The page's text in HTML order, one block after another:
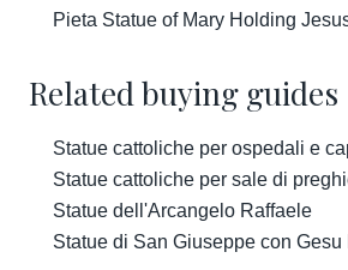
Pieta Statue of Mary Holding
Related buying guides
Statue cattoliche per ospedali e
Statue cattoliche per sale di
Statue dell'Arcangelo Raffaele
Statue di San Giuseppe con Gesu